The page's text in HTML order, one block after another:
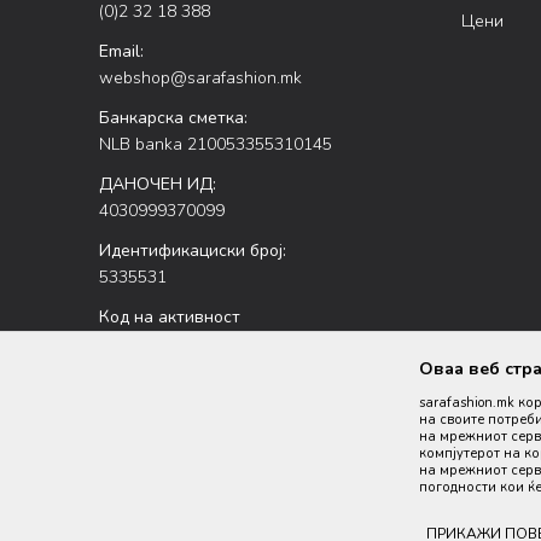
(0)2 32 18 388
Email:
webshop@sarafashion.mk
Банкарска сметка:
NLB banka 210053355310145
ДАНОЧЕН ИД:
4030999370099
Идентификациски број:
5335531
Код на активност
Цени
Настојуваме да бидеме што попрецизни во описот на
Оваа веб
sarafashion.mk
на своите
на мрежниот
компјутерот на
на мрежниот
погодности кои
ПРИКАЖИ